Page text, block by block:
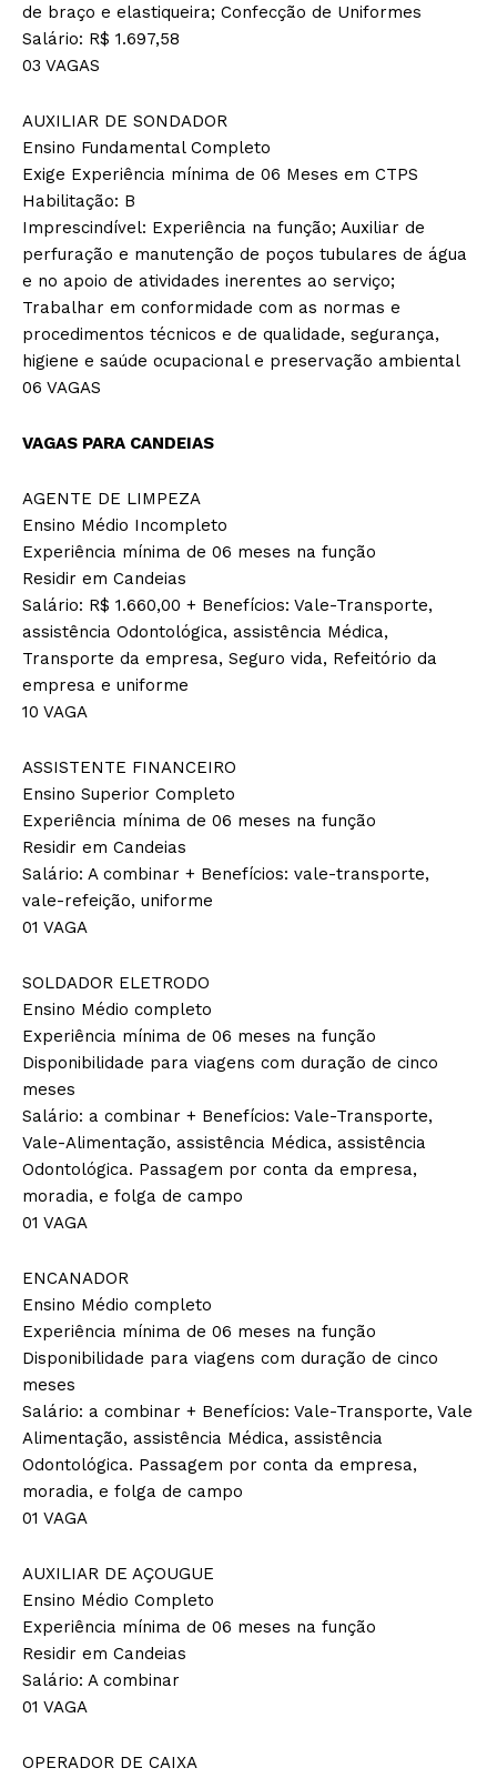
de braço e elastiqueira; Confecção de Uniformes
Salário: R$ 1.697,58
03 VAGAS
AUXILIAR DE SONDADOR
Ensino Fundamental Completo
Exige Experiência mínima de 06 Meses em CTPS
Habilitação: B
Imprescindível: Experiência na função; Auxiliar de
perfuração e manutenção de poços tubulares de água
e no apoio de atividades inerentes ao serviço;
Trabalhar em conformidade com as normas e
procedimentos técnicos e de qualidade, segurança,
higiene e saúde ocupacional e preservação ambiental
06 VAGAS
VAGAS PARA CANDEIAS
AGENTE DE LIMPEZA
Ensino Médio Incompleto
Experiência mínima de 06 meses na função
Residir em Candeias
Salário: R$ 1.660,00 + Benefícios: Vale-Transporte,
assistência Odontológica, assistência Médica,
Transporte da empresa, Seguro vida, Refeitório da
empresa e uniforme
10 VAGA
ASSISTENTE FINANCEIRO
Ensino Superior Completo
Experiência mínima de 06 meses na função
Residir em Candeias
Salário: A combinar + Benefícios: vale-transporte,
vale-refeição, uniforme
01 VAGA
SOLDADOR ELETRODO
Ensino Médio completo
Experiência mínima de 06 meses na função
Disponibilidade para viagens com duração de cinco
meses
Salário: a combinar + Benefícios: Vale-Transporte,
Vale-Alimentação, assistência Médica, assistência
Odontológica. Passagem por conta da empresa,
moradia, e folga de campo
01 VAGA
ENCANADOR
Ensino Médio completo
Experiência mínima de 06 meses na função
Disponibilidade para viagens com duração de cinco
meses
Salário: a combinar + Benefícios: Vale-Transporte, Vale
Alimentação, assistência Médica, assistência
Odontológica. Passagem por conta da empresa,
moradia, e folga de campo
01 VAGA
AUXILIAR DE AÇOUGUE
Ensino Médio Completo
Experiência mínima de 06 meses na função
Residir em Candeias
Salário: A combinar
01 VAGA
OPERADOR DE CAIXA